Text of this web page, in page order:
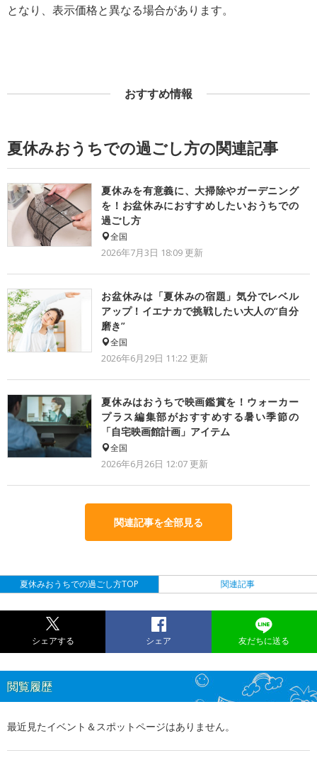
となり、表示価格と異なる場合があります。
おすすめ情報
夏休みおうちでの過ごし方の関連記事
夏休みを有意義に、大掃除やガーデニング
を！お盆休みにおすすめしたいおうちでの
過ごし方
全国
2026年7月3日 18:09更新
お盆休みは「夏休みの宿題」気分でレベル
アップ！イエナカで挑戦したい大人の“自分
磨き”
全国
2026年6月29日 11:22更新
夏休みはおうちで映画鑑賞を！ウォーカー
プラス編集部がおすすめする暑い季節の
「自宅映画館計画」アイテム
全国
2026年6月26日 12:07更新
関連記事を全部見る
夏休みおうちでの過ごし方TOP 関連記事
シェアする シェア 友だちに送る
閲覧履歴
最近見たイベント＆スポットページはありません。